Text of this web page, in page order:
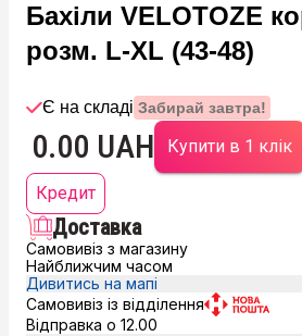
Бахіли VELOTOZE
розм. L-XL (43-48)
Є на складі Забирай завтра!
0.00 UAH Купити в 1 клік
Кредит
Доставка
Самовивіз з магазину
Найближчим часом
Дивитись на мапі
Самовивіз із відділення
Відправка о 12.00